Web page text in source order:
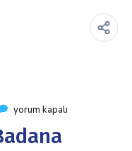
yorum kapalı